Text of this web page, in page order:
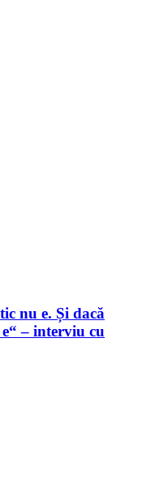
nu e. Și dacă
– interviu cu